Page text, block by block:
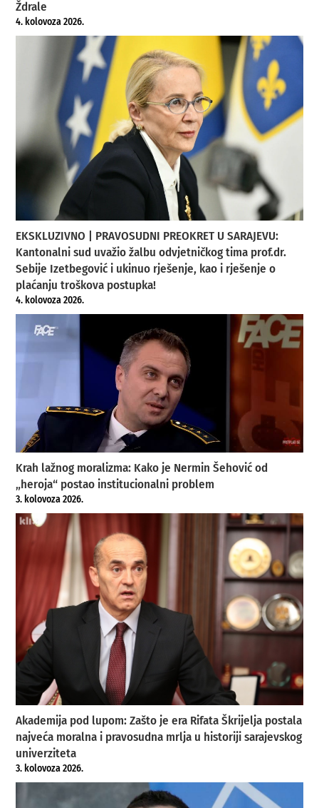
Ždrale
4. kolovoza 2026.
EKSKLUZIVNO | PRAVOSUDNI PREOKRET U SARAJEVU:
Kantonalni sud uvažio žalbu odvjetničkog tima prof.dr.
Sebije Izetbegović i ukinuo rješenje, kao i rješenje o
plaćanju troškova postupka!
4. kolovoza 2026.
Krah lažnog moralizma: Kako je Nermin Šehović od
„heroja“ postao institucionalni problem
3. kolovoza 2026.
Akademija pod lupom: Zašto je era Rifata Škrijelja postala
najveća moralna i pravosudna mrlja u historiji sarajevskog
univerziteta
3. kolovoza 2026.